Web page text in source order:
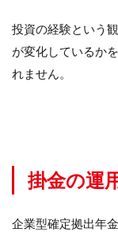
投資の経験という
が変化しているか
れません。
掛金の運
企業型確定拠出年